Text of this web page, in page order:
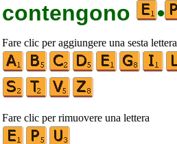
contengono
•
Fare clic per aggiungere una sesta lettera
Fare clic per rimuovere una lettera